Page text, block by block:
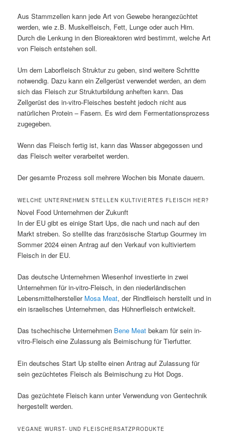
Aus Stammzellen kann jede Art von Gewebe herangezüchtet
werden, wie z.B. Muskelfleisch, Fett, Lunge oder auch Hirn.
Durch die Lenkung in den Bioreaktoren wird bestimmt, welche Art
von Fleisch entstehen soll.
Um dem Laborfleisch Struktur zu geben, sind weitere Schritte
notwendig. Dazu kann ein Zellgerüst verwendet werden, an dem
sich das Fleisch zur Strukturbildung anheften kann. Das
Zellgerüst des in-vitro-Fleisches besteht jedoch nicht aus
natürlichen Protein – Fasern. Es wird dem Fermentationsprozess
zugegeben.
Wenn das Fleisch fertig ist, kann das Wasser abgegossen und
das Fleisch weiter verarbeitet werden.
Der gesamte Prozess soll mehrere Wochen bis Monate dauern.
WELCHE UNTERNEHMEN STELLEN KULTIVIERTES FLEISCH HER?
Novel Food Unternehmen der Zukunft
In der EU gibt es einige Start Ups, die nach und nach auf den
Markt streben. So stelllte das französische Startup Gourmey im
Sommer 2024 einen Antrag auf den Verkauf von kultiviertem
Fleisch in der EU.
Das deutsche Unternehmen Wiesenhof investierte in zwei
Unternehmen für in-vitro-Fleisch, in den niederländischen
Lebensmittelhersteller Mosa Meat, der Rindfleisch herstellt und in
ein israelisches Unternehmen, das Hühnerfleisch entwickelt.
Das tschechische Unternehmen Bene Meat bekam für sein in-
vitro-Fleisch eine Zulassung als Beimischung für Tierfutter.
Ein deutsches Start Up stellte einen Antrag auf Zulassung für
sein gezüchtetes Fleisch als Beimischung zu Hot Dogs.
Das gezüchtete Fleisch kann unter Verwendung von Gentechnik
hergestellt werden.
VEGANE WURST- UND FLEISCHERSATZPRODUKTE